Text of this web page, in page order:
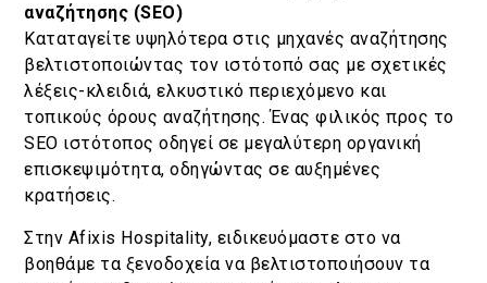
αναζήτησης (SEO)
Καταταγείτε υψηλότερα στις μηχανές αναζήτησης
βελτιστοποιώντας τον ιστότοπό σας με σχετικές
λέξεις-κλειδιά, ελκυστικό περιεχόμενο και
τοπικούς όρους αναζήτησης. Ένας φιλικός προς το
SEO ιστότοπος οδηγεί σε μεγαλύτερη οργανική
επισκεψιμότητα, οδηγώντας σε αυξημένες
κρατήσεις.
Στην Afixis Hospitality, ειδικευόμαστε στο να
βοηθάμε τα ξενοδοχεία να βελτιστοποιήσουν τα